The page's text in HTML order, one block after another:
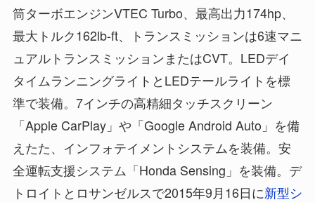
筒ターボエンジンVTEC Turbo、最高出力174hp、
最大トルク162lb-ft、トランスミッションは6速マニ
ュアルトランスミッションまたはCVT。LEDデイ
タイムランニングライトとLEDテールライトを標
準で装備。7インチの高精細タッチスクリーン
「Apple CarPlay」や「Google Android Auto」を備
えたた、インフォテイメントシステムを装備。安
全運転支援システム「Honda Sensing」を装備。デ
トロイトとロサンゼルスで2015年9月16日に新型シ